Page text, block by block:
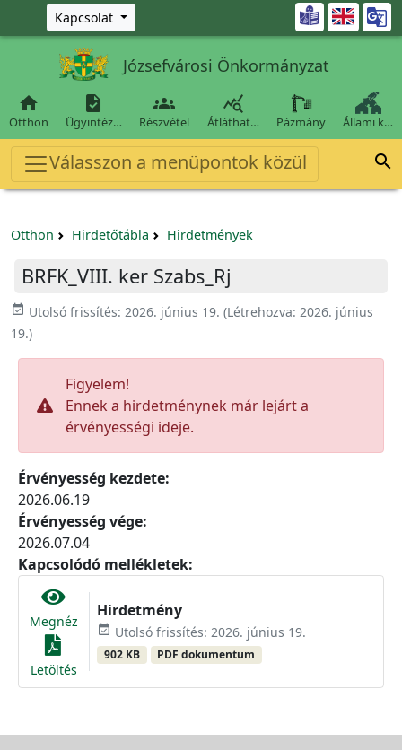
Ugrás a fő tartalomra
Kapcsolat 
Józsefvárosi Önkormányzat

Otthon

Ügyintéz…

Részvétel

Átláthat… Pázmány Állami k…
Válasszon a menüpontok közül 
Otthon Hirdetőtábla Hirdetmények
BRFK_VIII. ker Szabs_Rj
event_available Utolsó frissítés: 2026. június 19. (Létrehozva: 2026. június
19.)
Figyelem!
Ennek a hirdetménynek már lejárt a
érvényességi ideje.
Érvényesség kezdete:
2026.06.19
Érvényesség vége:
2026.07.04
Kapcsolódó mellékletek:
Megnéz
Letöltés
Hirdetmény
event_available Utolsó frissítés: 2026. június 19.
902 KB PDF dokumentum